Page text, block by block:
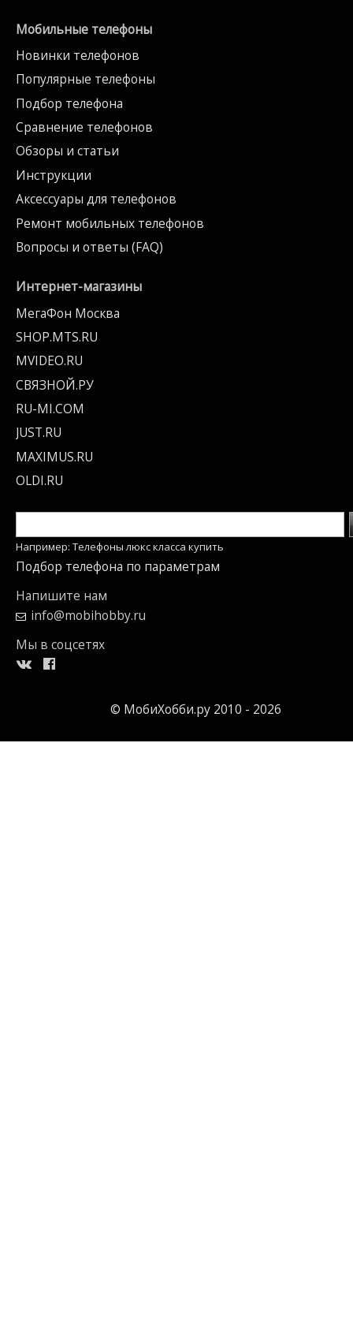
Мобильные телефоны
Новинки телефонов
Популярные телефоны
Подбор телефона
Сравнение телефонов
Обзоры и статьи
Инструкции
Аксессуары для телефонов
Ремонт мобильных телефонов
Вопросы и ответы (FAQ)
Интернет-магазины
МегаФон Москва
SHOP.MTS.RU
MVIDEO.RU
СВЯЗНОЙ.РУ
RU-MI.COM
JUST.RU
MAXIMUS.RU
OLDI.RU
Например: Телефоны люкс класса купить
Подбор телефона по параметрам
Напишите нам
info@mobihobby.ru
Мы в соцсетях
© МобиХобби.ру 2010 - 2026